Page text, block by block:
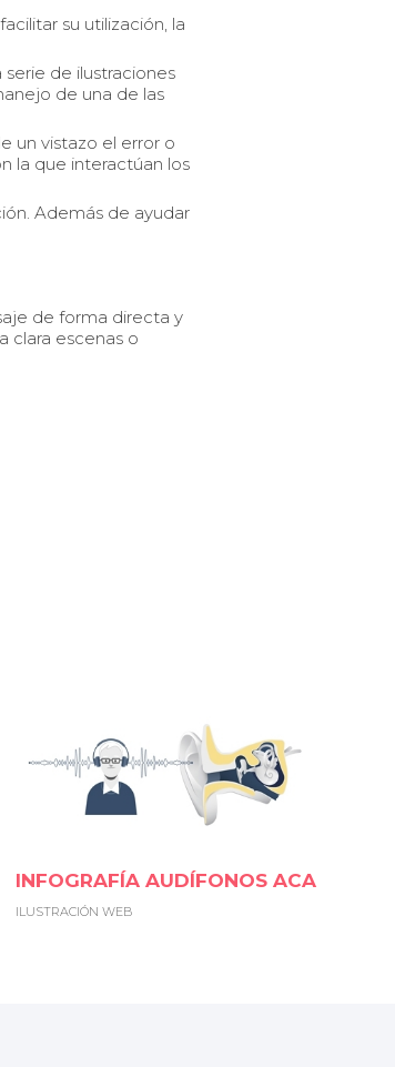
su utilización, la
de ilustraciones
de una de las
un vistazo el error o
la que interactúan los
Además de ayudar
de forma directa y
clara escenas o
INFOGRAFÍA AUDÍFONOS ACA
ILUSTRACIÓN WEB